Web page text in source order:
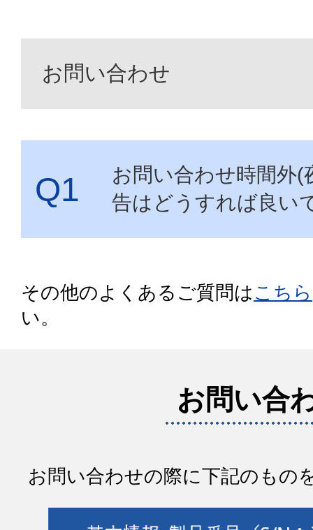
お問い合わせ
お問い合わせ時間外(
告はどうすれば良い
その他のよくあるご質問は こちら
い。
お問い合
お問い合わせの際に下記のもの